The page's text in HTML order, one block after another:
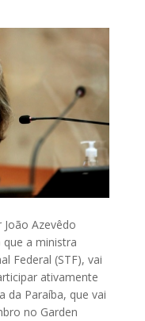
João Azevêdo
a ministra
Federal (STF), vai
ativamente
da Paraíba, que vai
no Garden